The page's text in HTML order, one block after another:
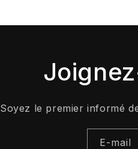
Soyez le premier informé
E-mail